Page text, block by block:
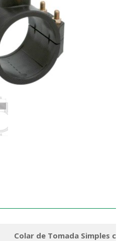
Colar de Tomada Simples c/